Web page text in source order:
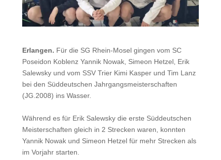
Erlangen. Für die SG Rhein-Mosel gingen vom SC
Poseidon Koblenz Yannik Nowak, Simeon Hetzel, Erik
Salewsky und vom SSV Trier Kimi Kasper und Tim Lanz
bei den Süddeutschen Jahrgangsmeisterschaften
(JG.2008) ins Wasser.
Während es für Erik Salewsky die erste Süddeutschen
Meisterschaften gleich in 2 Strecken waren, konnten
Yannik Nowak und Simeon Hetzel für mehr Strecken als
im Vorjahr starten.